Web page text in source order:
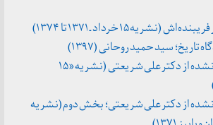
۱۵ خرداد ـ ۱۳۷۱ تا ۱۳۷۴)
تاریخ؛ سید حمید روحانی (۱۳۹۷)
نامه‌ای منتشر نشده از دکتر علی شریعتی (نشریه «۱۵
از دکتر علی شریعتی؛ بخش دوم (نشریه